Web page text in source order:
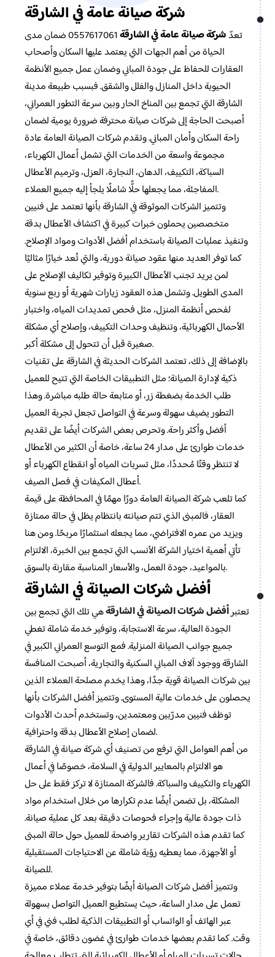
شركة صيانة عامة في الشارقة
تعدّشركة صيانة عامة في الشارقة
0557617061 ضمان مدى
الحياة من أهم الجهات التي يعتمد عليها السكان وأصحاب
العقارات للحفاظ على جودة المباني وضمان عمل جميع الأنظمة
الحيوية داخل المنازل والفلل والشقق. فبسبب طبيعة مدينة
الشارقة التي تجمع بين المناخ الحار وبين سرعة التطور العمراني،
أصبحت الحاجة إلى شركات صيانة محترفة ضرورة يومية لضمان
راحة السكان وأمان المباني. وتقدم شركات الصيانة العامة عادة
مجموعة واسعة من الخدمات التي تشمل أعمال الكهرباء،
السباكة، التكييف، الدهان، النجارة، العزل، وترميم الأعطال
المفاجئة، مما يجعلها حلًّا شاملًا يلجأ إليه جميع العملاء.
وتتميز الشركات الموثوقة في الشارقة بأنها تعتمد على فنيين
متخصصين يحملون خبرات كبيرة في اكتشاف الأعطال بدقة
وتنفيذ عمليات الصيانة باستخدام أفضل الأدوات ومواد الإصلاح.
كما توفر العديد منها عقود صيانة دورية، والتي تُعد خيارًا مثاليًا
لمن يريد تجنب الأعطال الكبيرة وتوفير تكاليف الإصلاح على
المدى الطويل. وتشمل هذه العقود زيارات شهرية أو ربع سنوية
لفحص أنظمة المنزل، مثل فحص تمديدات المياه، واختبار
الأحمال الكهربائية، وتنظيف وحدات التكييف، وإصلاح أي مشكلة
صغيرة قبل أن تتحول إلى مشكلة أكبر.
بالإضافة إلى ذلك، تعتمد الشركات الحديثة في الشارقة على تقنيات
ذكية لإدارة الصيانة؛ مثل التطبيقات الخاصة التي تتيح للعميل
طلب الخدمة بضغطة زر، أو متابعة حالة طلبه مباشرة. وهذا
التطور يضيف سهولة وسرعة في التواصل تجعل تجربة العميل
أفضل وأكثر راحة. وتحرص بعض الشركات أيضًا على تقديم
خدمات طوارئ على مدار 24 ساعة، خاصة أن الكثير من الأعطال
لا تنتظر وقتًا مُحددًا، مثل تسربات المياه أو انقطاع الكهرباء أو
أعطال المكيفات في فصل الصيف.
كما تلعب شركة الصيانة العامة دورًا مهمًا في المحافظة على قيمة
العقار، فالمبنى الذي تتم صيانته بانتظام يظل في حالة ممتازة
ويزيد من عمره الافتراضي، مما يجعله استثمارًا مربحًا. ومن هنا
تأتي أهمية اختيار الشركة الأنسب التي تجمع بين الخبرة، الالتزام
بالمواعيد، جودة العمل، والأسعار المناسبة مقارنة بالسوق.
أفضل شركات الصيانة في الشارقة
تعتبرأفضل شركات الصيانة في الشارقةهي تلك التي تجمع بين
الجودة العالية، سرعة الاستجابة، وتوفير خدمة شاملة تغطي
جميع جوانب الصيانة المنزلية. فمع التوسع العمراني الكبير في
الشارقة ووجود آلاف المباني السكنية والتجارية، أصبحت المنافسة
بين شركات الصيانة قوية جدًا، وهذا يخدم مصلحة العملاء الذين
يحصلون على خدمات عالية المستوى. وتتميز أفضل الشركات بأنها
توظف فنيين مدرّبين ومعتمدين، وتستخدم أحدث الأدوات
لضمان إصلاح الأعطال بدقة واحترافية.
من أهم العوامل التي ترفع من تصنيف أي شركة صيانة في الشارقة
هو الالتزام بالمعايير الدولية في السلامة، خصوصًا في أعمال
الكهرباء والتكييف والسباكة. فالشركة الممتازة لا تركز فقط على حل
المشكلة، بل تضمن أيضًا عدم تكرارها من خلال استخدام مواد
ذات جودة عالية وإجراء فحوصات دقيقة بعد كل عملية صيانة.
كما تقدم هذه الشركات تقارير واضحة للعميل حول حالة المبنى
أو الأجهزة، مما يعطيه رؤية شاملة عن الاحتياجات المستقبلية
للصيانة.
وتتميز أفضل شركات الصيانة أيضًا بتوفير خدمة عملاء مميزة
تعمل على مدار الساعة، حيث يستطيع العميل التواصل بسهولة
عبر الهاتف أو الواتساب أو التطبيقات الذكية لطلب فني في أي
وقت. كما تقدم بعضها خدمات طوارئ في غضون دقائق، خاصة في